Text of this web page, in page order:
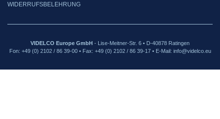
WIDERRUFSBELEHRUNG
VIDELCO Europe GmbH - Lise-Meitner-Str. 6 • D-40878 Ratingen
Fon: +49 (0) 2102 / 86 39-00 • Fax: +49 (0) 2102 / 86 39-17 • E-Mail: info@videlco.eu